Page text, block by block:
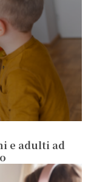
e adulti ad